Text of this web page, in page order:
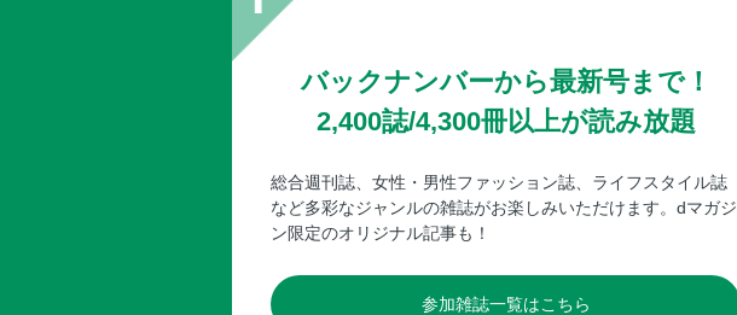
バックナンバーから最新号まで！
2,400誌/4,300冊以上が読み放題
総合週刊誌、女性・男性ファッション誌、ライフスタイル誌
など多彩なジャンルの雑誌がお楽しみいただけます。dマガジ
ン限定のオリジナル記事も！
参加雑誌一覧はこちら